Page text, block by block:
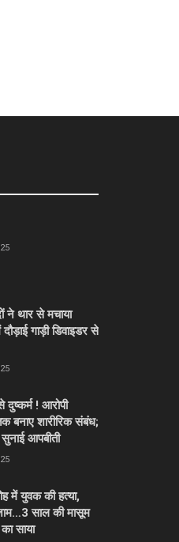
ने थार से मचाया
गाड़ी डिवाइडर से
दुष्कर्म ! आरोपी
बनाए शारीरिक संबंध;
आपबीती
में युवक की हत्या,
साल की मासूम
साया